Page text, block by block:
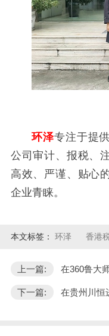
环泽专注于提
公司审计、报税、
高效、严谨、贴心
企业青睐。
本文标签： 环泽 香港
上一篇: 在360鲁大
下一篇: 在贵州川恒